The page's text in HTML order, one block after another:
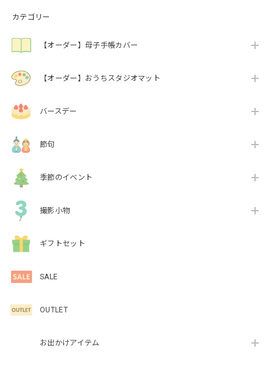
カテゴリー
【オーダー】母子手帳カバー
【オーダー】おうちスタジオマット
バースデー
節句
季節のイベント
撮影小物
ギフトセット
SALE
OUTLET
お出かけアイテム